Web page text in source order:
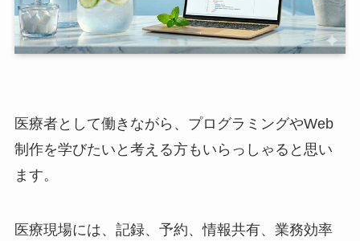
医療者として働きながら、プログラミングやWeb
制作を学びたいと考える方もいらっしゃると思い
ます。
医療現場には、記録、予約、情報共有、業務効率